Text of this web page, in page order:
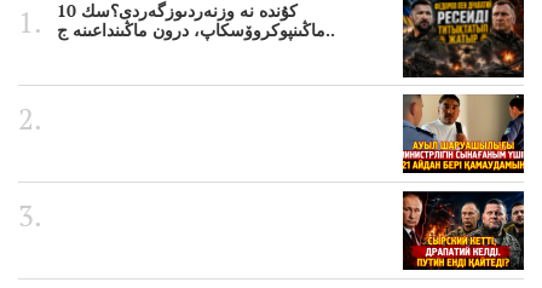
10 كۇندە نە وزنەردىوزگەردى؟سك
ماڭىنپوكروۆسكاپ، درون ماڭىنداعىنە ج..